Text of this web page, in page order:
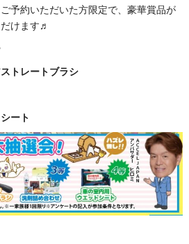
ご予約いただいた方限定で、 豪華賞品が
けます♬
トレートブラシ
ート